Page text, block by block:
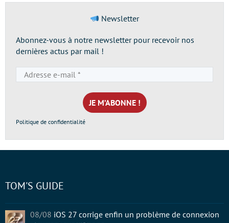
Newsletter
Abonnez-vous à notre newsletter pour recevoir nos
dernières actus par mail !
e-
mail
*
Politique de confidentialité
TOM'S GUIDE
08/08 iOS 27 corrige enfin un problème de connexion